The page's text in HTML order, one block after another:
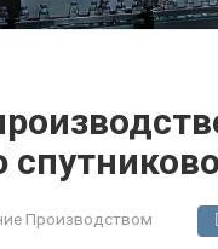
Производством